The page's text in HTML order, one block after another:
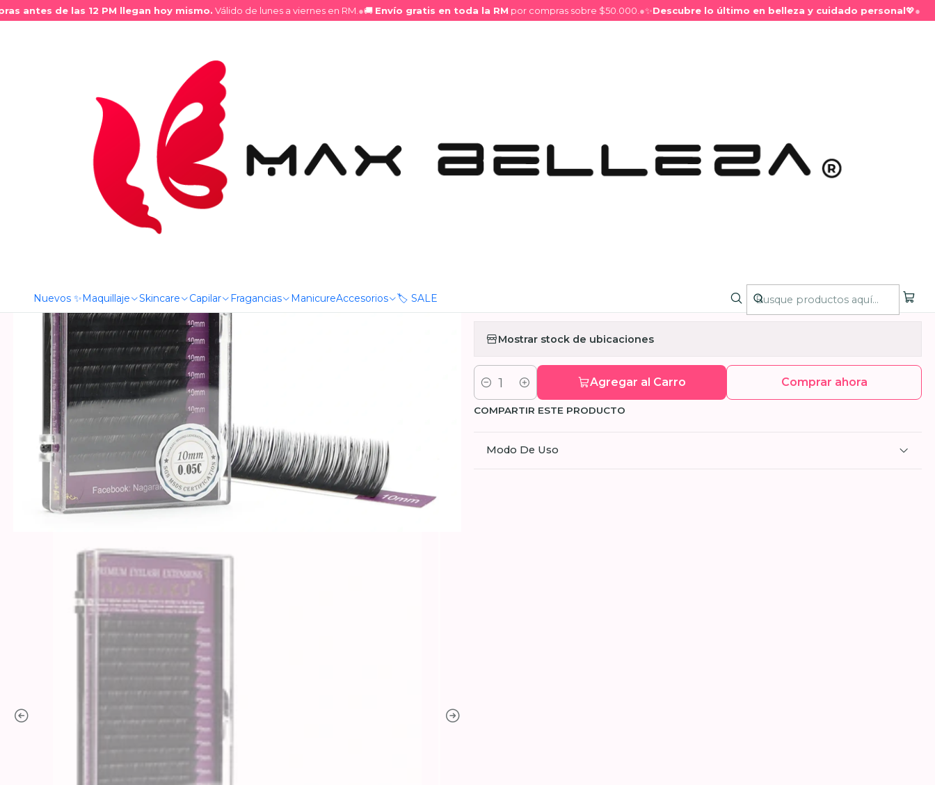
antes de las 12 PM llegan hoy mismo.Válido de lunes a viernes en RM.●🚚Envío gratis en toda la RMpor compras sobre $50.000.●✨ Descubre lo último en belleza y cuidado personal💖●
Nuevos ✨Maquillaje Skincare Capilar Fragancias ManicureAccesorios 🏷️ SALE
Laspestañas NAGARAKU son ideales para lograrextensiones de pestañas
acabado profesional, natural y duradero. Fabricadas con fibras suaves, livianas y
que buscan resultados prolijos,
buena retención y un look impecable en cada aplicación.
Mostrar stock de ubicaciones
Cantidad
Agregar al Carro Comprar ahora
COMPARTIR ESTE PRODUCTO
Modo De Uso